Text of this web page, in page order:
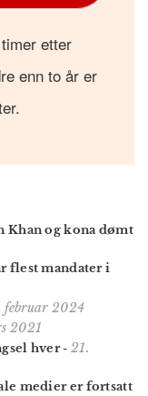
etter
enn to år er
Khan og kona dømt
flest mandater i
februar 2024
2021
hver-21.
medier er fortsatt